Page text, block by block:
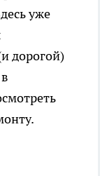
уже
дорогой)